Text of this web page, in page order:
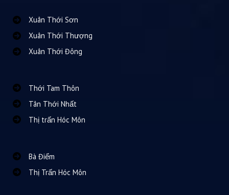
Xuân Thới Sơn
Xuân Thới Thượng
Xuân Thới Đông
Thới Tam Thôn
Tân Thới Nhất
Thị trấn Hóc Môn
Bà Điểm
Thị Trấn Hóc Môn